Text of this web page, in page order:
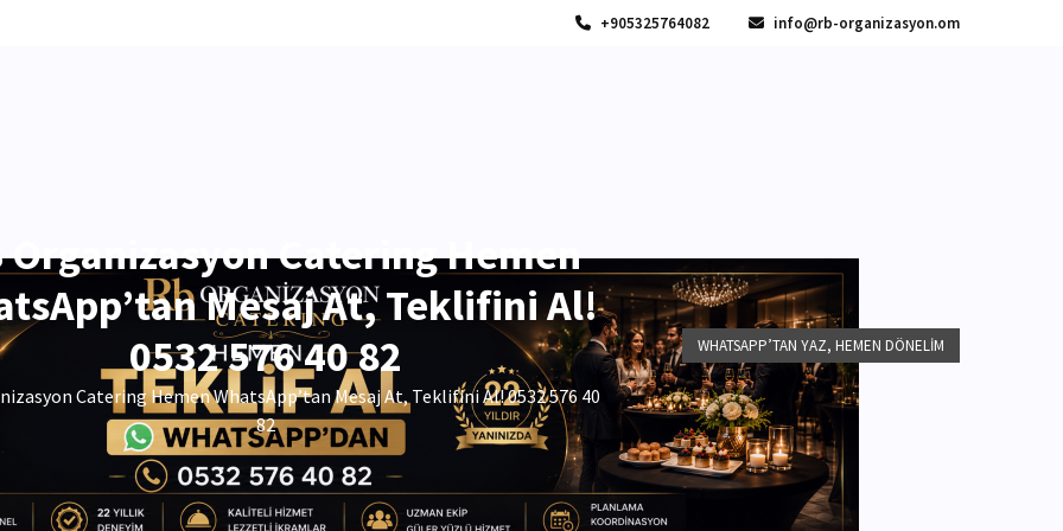
+905325764082 info@rb-organizasyon.om
Organizasyon Catering Hemen
Mesaj At, Teklifini Al!
0532 576 40 82
Catering Hemen WhatsApp’tan Mesaj At, Teklifini Al! 0532 576 40
82
WHATSAPP’TAN YAZ, HEMEN DÖNELIM